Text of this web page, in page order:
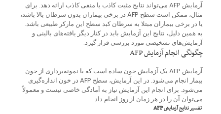
آزمایش AFP می‌تواند نتایج مثبت کاذب یا منفی کاذب ارائه دهد. برای
مثال، ممکن است سطح AFP در برخی بیماران بدون سرطان بالا باشد،
یا در برخی بیماران مبتلا به سرطان کبد سطح این مارکر طبیعی باشد.
به همین دلیل، نتایج این آزمایش باید در کنار دیگر یافته‌های بالینی و
آزمایش‌های تشخیصی مورد بررسی قرار گیرد.
چگونگی انجام آزمایش AFP
آزمایش AFP یک آزمایش خون ساده است که با نمونه‌برداری از خون
بیمار انجام می‌شود. در این آزمایش، سطح AFP در خون اندازه‌گیری
می‌شود. برای انجام این آزمایش نیاز به آمادگی خاصی نیست و معمولاً
می‌توان آن را در هر زمان از روز انجام داد.
تفسیر نتایج آزمایش AFP